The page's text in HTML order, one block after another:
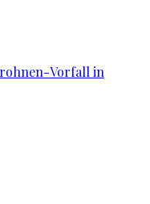
Vorfall in